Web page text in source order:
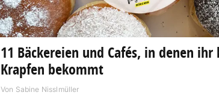
11 Bäckereien und Cafés, in denen
Krapfen bekommt
Von Sabine Nisslmüller